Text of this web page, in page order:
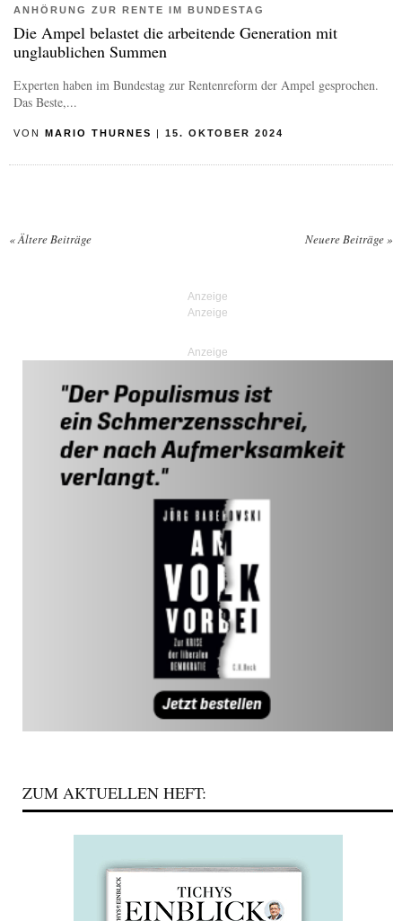
ANHÖRUNG ZUR RENTE IM BUNDESTAG
Die Ampel belastet die arbeitende Generation mit
unglaublichen Summen
Experten haben im Bundestag zur Rentenreform der Ampel gesprochen.
Das Beste,...
VON MARIO THURNES | 15. OKTOBER 2024
«Ältere Beiträge Neuere Beiträge»
Anzeige
ZUM AKTUELLEN HEFT: